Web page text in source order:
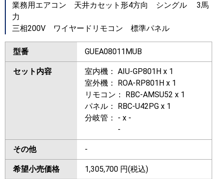
業務用エアコン 天井カセット形4方向 シングル 3馬
力
三相200V ワイヤードリモコン 標準パネル
型番 GUEA08011MUB
セット内容
室内機： AIU-GP801H x 1
室外機： ROA-RP801H x 1
リモコン： RBC-AMSU52 x 1
パネル： RBC-U42PG x 1
分岐管： - x -
-
その他 -
希望小売価格 1,305,700 円(税込)